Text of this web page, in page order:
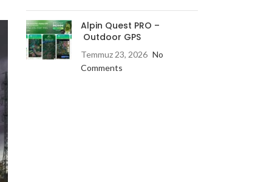
Alpin Quest PRO –
Outdoor GPS
Temmuz 23, 2026 No
Comments